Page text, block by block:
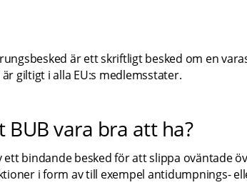
är ett skriftligt besked om en
giltigt i alla EU:s medlemsstater.
BUB vara bra att ha?
ett bindande besked för att slippa oväntade
i form av till exempel antidumpnings-